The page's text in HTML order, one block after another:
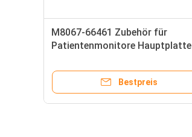
M8067-66461 Zubehör für
Patientenmonitore Hauptplatte
aufladen
Bestpreis